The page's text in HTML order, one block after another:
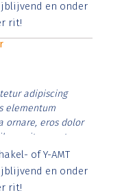
en onder
rit!
adipiscing
elementum
ornare, eros dolor
vitae erat.
id rutrum lorem
posuere.
of Y-AMT
en onder
rit!